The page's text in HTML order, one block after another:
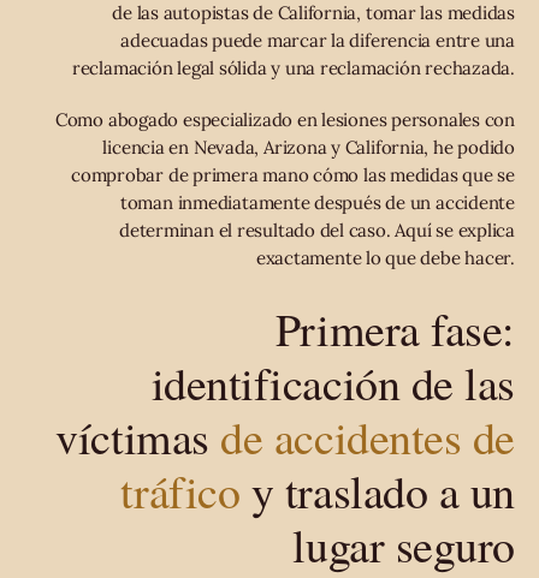
de las autopistas de California, tomar las medidas
adecuadas puede marcar la diferencia entre una
reclamación legal sólida y una reclamación rechazada.
Como abogado especializado en lesiones personales con
licencia en Nevada, Arizona y California, he podido
comprobar de primera mano cómo las medidas que se
toman inmediatamente después de un accidente
determinan el resultado del caso. Aquí se explica
exactamente lo que debe hacer.
Primera fase:
identificación de las
víctimas de accidentes de
tráficoy traslado a un
lugar seguro